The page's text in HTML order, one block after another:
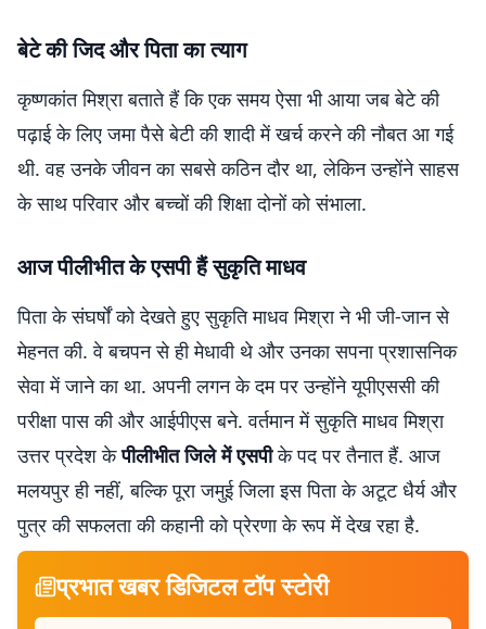
बेटे की जिद और पिता का त्याग
कृष्णकांत मिश्रा बताते हैं कि एक समय ऐसा भी आया जब बेटे की
पढ़ाई के लिए जमा पैसे बेटी की शादी में खर्च करने की नौबत आ गई
थी. वह उनके जीवन का सबसे कठिन दौर था, लेकिन उन्होंने साहस
के साथ परिवार और बच्चों की शिक्षा दोनों को संभाला.
आज पीलीभीत के एसपी हैं सुकृति माधव
पिता के संघर्षों को देखते हुए सुकृति माधव मिश्रा ने भी जी-जान से
मेहनत की. वे बचपन से ही मेधावी थे और उनका सपना प्रशासनिक
सेवा में जाने का था. अपनी लगन के दम पर उन्होंने यूपीएससी की
परीक्षा पास की और आईपीएस बने. वर्तमान में सुकृति माधव मिश्रा
उत्तर प्रदेश केपीलीभीत जिले में एसपीके पद पर तैनात हैं. आज
मलयपुर ही नहीं, बल्कि पूरा जमुई जिला इस पिता के अटूट धैर्य और
पुत्र की सफलता की कहानी को प्रेरणा के रूप में देख रहा है.
प्रभात खबर डिजिटल टॉप स्टोरी